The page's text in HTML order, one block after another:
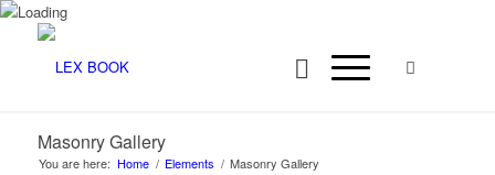
Masonry Gallery
You are here: Home / Elements / Masonry Gallery